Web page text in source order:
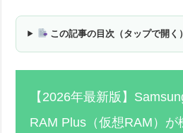
この記事の目次（タップで開く）
【2026年最新版】
RAM Plus（仮想RAM）